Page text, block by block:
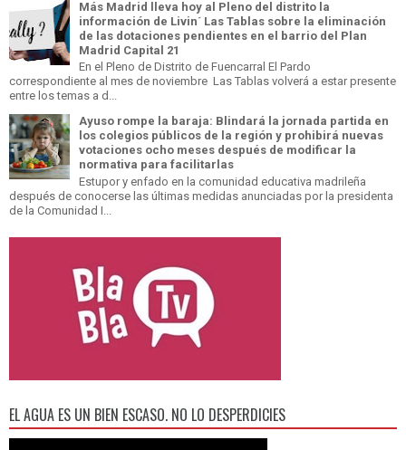
Más Madrid lleva hoy al Pleno del distrito la
información de Livin´ Las Tablas sobre la eliminación
de las dotaciones pendientes en el barrio del Plan
Madrid Capital 21
En el Pleno de Distrito de Fuencarral El Pardo
correspondiente al mes de noviembre Las Tablas volverá a estar presente
entre los temas a d...
Ayuso rompe la baraja: Blindará la jornada partida en
los colegios públicos de la región y prohibirá nuevas
votaciones ocho meses después de modificar la
normativa para facilitarlas
Estupor y enfado en la comunidad educativa madrileña
después de conocerse las últimas medidas anunciadas por la presidenta
de la Comunidad I...
EL AGUA ES UN BIEN ESCASO. NO LO DESPERDICIES